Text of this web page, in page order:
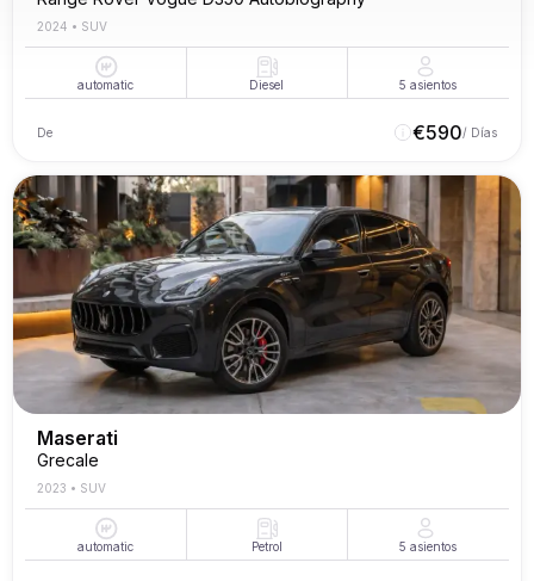
2024 • SUV
automatic Diesel 5 asientos
De €590/ Días
Maserati
Grecale
2023 • SUV
automatic Petrol 5 asientos